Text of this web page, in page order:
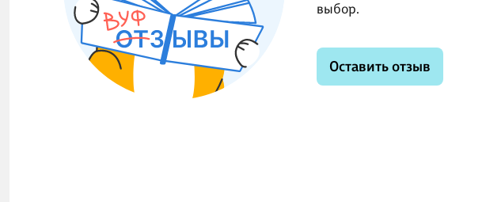
выбор.
Оставить отзыв